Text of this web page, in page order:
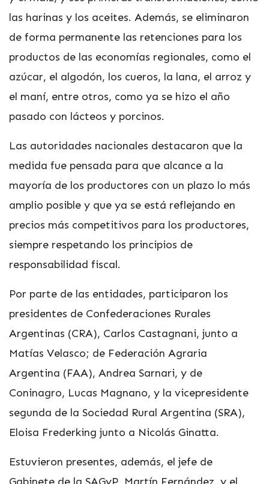
las harinas y los aceites. Además, se eliminaron
de forma permanente las retenciones para los
productos de las economías regionales, como el
azúcar, el algodón, los cueros, la lana, el arroz y
el maní, entre otros, como ya se hizo el año
pasado con lácteos y porcinos.
Las autoridades nacionales destacaron que la
medida fue pensada para que alcance a la
mayoría de los productores con un plazo lo más
amplio posible y que ya se está reflejando en
precios más competitivos para los productores,
siempre respetando los principios de
responsabilidad fiscal.
Por parte de las entidades, participaron los
presidentes de Confederaciones Rurales
Argentinas (CRA), Carlos Castagnani, junto a
Matías Velasco; de Federación Agraria
Argentina (FAA), Andrea Sarnari, y de
Coninagro, Lucas Magnano, y la vicepresidente
segunda de la Sociedad Rural Argentina (SRA),
Eloisa Frederking junto a Nicolás Ginatta.
Estuvieron presentes, además, el jefe de